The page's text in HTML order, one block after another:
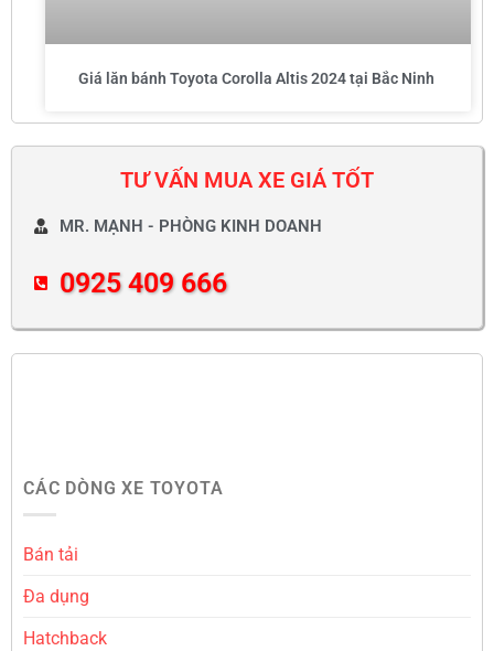
Giá lăn bánh Toyota Corolla Altis 2024 tại Bắc Ninh
TƯ VẤN MUA XE GIÁ TỐT
MR. MẠNH - PHÒNG KINH DOANH
0925 409 666
CÁC DÒNG XE TOYOTA
Bán tải
Đa dụng
Hatchback